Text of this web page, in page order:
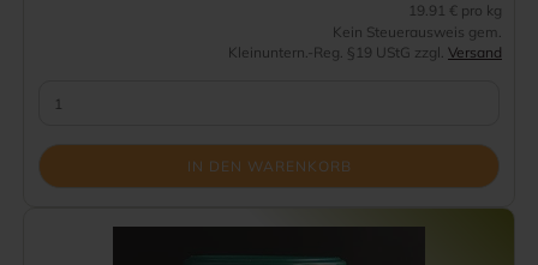
19.91 € pro kg
Kein Steuerausweis gem.
Kleinuntern.-Reg. §19 UStG zzgl. Versand
IN DEN WARENKORB